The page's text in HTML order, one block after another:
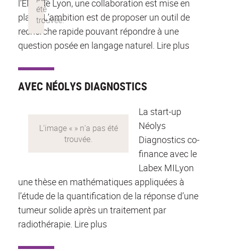
l’ENS de Lyon, une collaboration est mise en
place. L’ambition est de proposer un outil de
recherche rapide pouvant répondre à une
question posée en langage naturel. Lire plus
AVEC NÉOLYS DIAGNOSTICS
La start-up
Néolys
Diagnostics co-
finance avec le
Labex MILyon
une thèse en mathématiques appliquées à
l’étude de la quantification de la réponse d’une
tumeur solide après un traitement par
radiothérapie. Lire plus